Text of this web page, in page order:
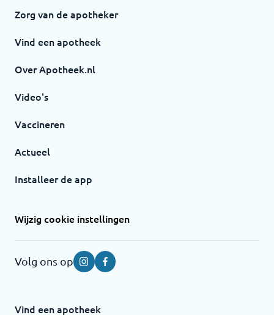
Zorg van de apotheker
Vind een apotheek
Over Apotheek.nl
Video's
Vaccineren
Actueel
Installeer de app
Wijzig cookie instellingen
Volg ons op InstagramFacebook
Vind een apotheek